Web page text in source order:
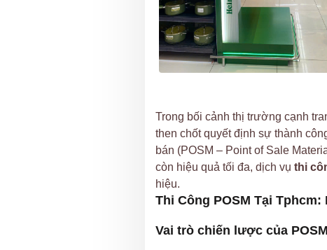
Trong bối cảnh thị trường cạnh
then chốt quyết định sự thành
bán (POSM – Point of Sale
còn hiệu quả tối đa, dịch vụ thi
hiệu.
Thi Công POSM Tại
Vai trò chiến lược của